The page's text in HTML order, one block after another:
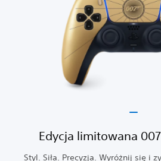
Edycja limitowana
Styl. Siła. Precyzja. Wyróżnij się i